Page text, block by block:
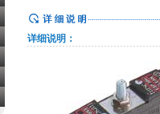
详细说明：